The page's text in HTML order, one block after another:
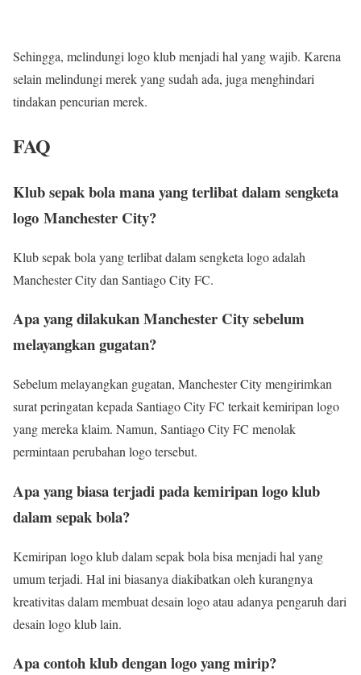
Sehingga, melindungi logo klub menjadi hal yang wajib. Karena
selain melindungi merek yang sudah ada, juga menghindari
tindakan pencurian merek.
FAQ
Klub sepak bola mana yang terlibat dalam sengketa
logo Manchester City?
Klub sepak bola yang terlibat dalam sengketa logo adalah
Manchester City dan Santiago City FC.
Apa yang dilakukan Manchester City sebelum
melayangkan gugatan?
Sebelum melayangkan gugatan, Manchester City mengirimkan
surat peringatan kepada Santiago City FC terkait kemiripan logo
yang mereka klaim. Namun, Santiago City FC menolak
permintaan perubahan logo tersebut.
Apa yang biasa terjadi pada kemiripan logo klub
dalam sepak bola?
Kemiripan logo klub dalam sepak bola bisa menjadi hal yang
umum terjadi. Hal ini biasanya diakibatkan oleh kurangnya
kreativitas dalam membuat desain logo atau adanya pengaruh dari
desain logo klub lain.
Apa contoh klub dengan logo yang mirip?